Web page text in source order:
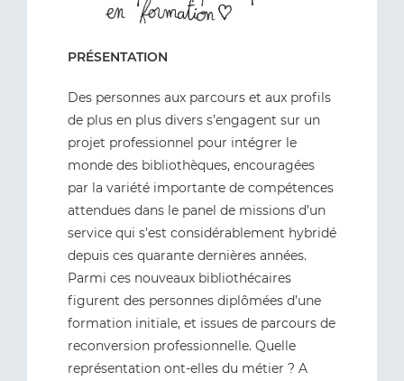
PRÉSENTATION
Des personnes aux parcours et aux profils
de plus en plus divers s’engagent sur un
projet professionnel pour intégrer le
monde des bibliothèques, encouragées
par la variété importante de compétences
attendues dans le panel de missions d’un
service qui s’est considérablement hybridé
depuis ces quarante dernières années.
Parmi ces nouveaux bibliothécaires
figurent des personnes diplômées d’une
formation initiale, et issues de parcours de
reconversion professionnelle. Quelle
représentation ont-elles du métier ? A